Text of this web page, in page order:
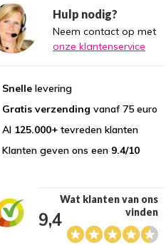
Hulp nodig?
Neem contact op met
onze klantenservice
Snelle levering
Gratis verzending vanaf 75 euro
Al 125.000+ tevreden klanten
Klanten geven ons een 9.4/10
9,4
Wat klanten van ons
vinden